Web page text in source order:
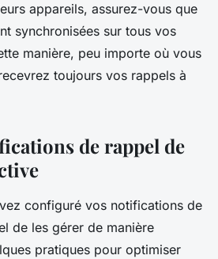
appareils, assurez-vous que
synchronisées sur tous vos
manière, peu importe où vous
toujours vos rappels à
de rappel de
configuré vos notifications de
de les gérer de manière
pratiques pour optimiser